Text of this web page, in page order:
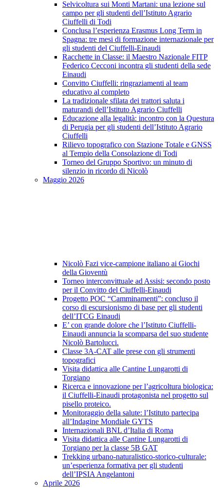
Selvicoltura sui Monti Martani: una lezione sul
campo per gli studenti dell’Istituto Agrario
Ciuffelli di Todi
Conclusa l’esperienza Erasmus Long Term in
Spagna: tre mesi di formazione internazionale per
gli studenti del Ciuffelli-Einaudi
Racchette in Classe: il Maestro Nazionale FITP
Federico Cecconi incontra gli studenti della sede
Einaudi
Convitto Ciuffelli: ringraziamenti al team
educativo al completo
La tradizionale sfilata dei trattori saluta i
maturandi dell’Istituto Agrario Ciuffelli
Educazione alla legalità: incontro con la Questura
di Perugia per gli studenti dell’Istituto Agrario
Ciuffelli
Rilievo topografico con Stazione Totale e GNSS
al Tempio della Consolazione di Todi
Torneo del Gruppo Sportivo: un minuto di
silenzio in ricordo di Nicolò
Maggio 2026
Nicolò Fazi vice-campione italiano ai Giochi
della Gioventù
Torneo interconvittuale ad Assisi: secondo posto
per il Convitto del Ciuffelli-Einaudi
Progetto POC “Camminamenti”: concluso il
corso di escursionismo di base per gli studenti
dell’ITCG Einaudi
E’ con grande dolore che l’Istituto Ciuffelli-
Einaudi annuncia la scomparsa del suo studente
Nicolò Bartolucci.
Classe 3A-CAT alle prese con gli strumenti
topografici
Visita didattica alle Cantine Lungarotti di
Torgiano
Ricerca e innovazione per l’agricoltura biologica:
il Ciuffelli-Einaudi protagonista nel progetto sul
pisello proteico.
Monitoraggio della salute: l’Istituto partecipa
all’Indagine Mondiale GYTS
Internazionali BNL d’Italia di Roma
Visita didattica alle Cantine Lungarotti di
Torgiano per la classe 5B GAT
Trekking urbano-naturalistico-storico-culturale:
un’esperienza formativa per gli studenti
dell’IPSIA Angelantoni
Aprile 2026